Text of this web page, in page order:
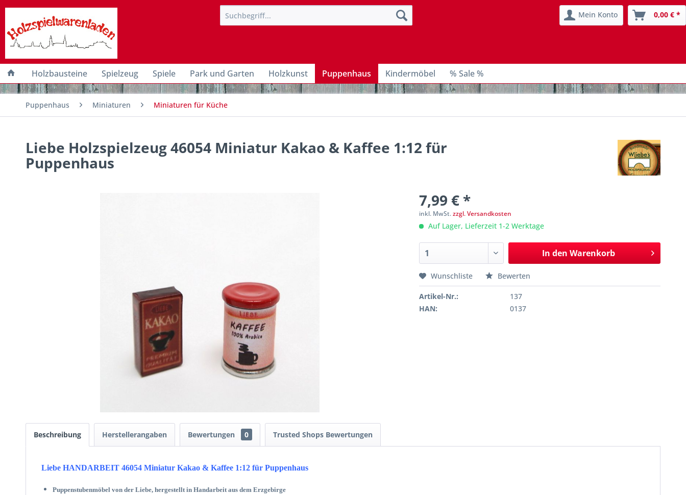
Mein Konto 0,00 € *
Holzbausteine Spielzeug Spiele Park und Garten Holzkunst Puppenhaus Kindermöbel % Sale %
Puppenhaus Miniaturen Miniaturen für Küche
Liebe Holzspielzeug 46054 Miniatur Kakao & Kaffee 1:12 für
Puppenhaus
7,99 € *
inkl. MwSt.zzgl. Versandkosten
Auf Lager, Lieferzeit 1-2 Werktage
In den Warenkorb
Wunschliste Bewerten
Artikel-Nr.:
137
HAN:
0137
Beschreibung Herstellerangaben Bewertungen 0 Trusted Shops Bewertungen
Liebe HANDARBEIT 46054 Miniatur Kakao & Kaffee 1:12 für Puppenhaus
Puppenstubenmöbel von der Liebe, hergestellt in Handarbeit aus dem Erzgebirge